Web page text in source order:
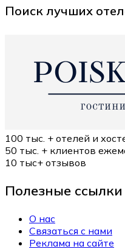
Поиск лучших
100 тыс. + отелей и
50 тыс. + клиентов
10 тыс+ отзывов
Полезные ссылки
О нас
Связаться с нами
Реклама на сайте